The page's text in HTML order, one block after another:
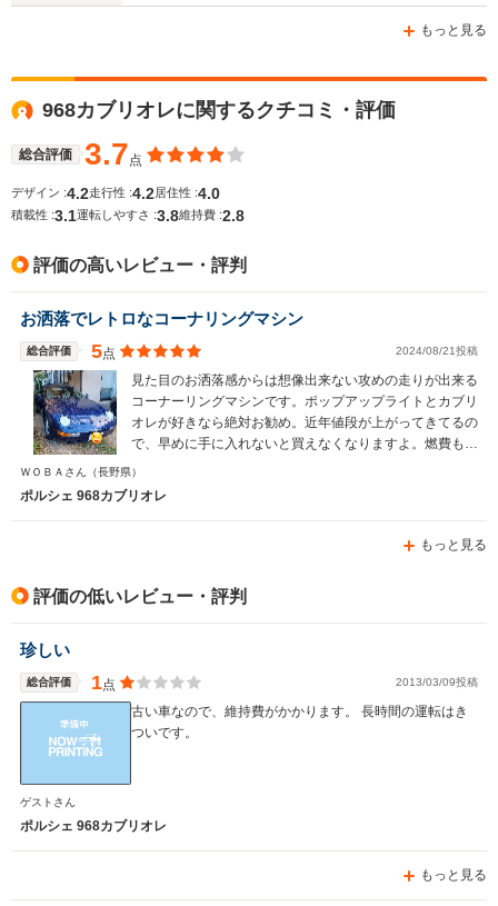
WLTCモード
燃費
排気量
駆動方式
2990cc
FR
-
もっと見る
968カブリオレに関するクチコミ・評価
総合評価 3.7点
デザイン :4.2走行性 :4.2 居住性 :4.0
積載性 :3.1運転しやすさ :3.8維持費 :2.8
評価の高いレビュー・評判
お洒落でレトロなコーナリングマシン
総合評価 5点 2024/08/21投稿
見た目のお洒落感からは想像出来ない攻めの走りが出来る
コーナーリングマシンです。ポップアップライトとカブリ
オレが好きなら絶対お勧め。近年値段が上がってきてるの
で、早めに手に入れないと買えなくなりますよ。燃費も
10キロくらい走りますし、3000なので税金もそこそこ。
維持するにも手頃かと思います。
ＷＯＢＡさん （長野県）
ポルシェ 968カブリオレ
もっと見る
評価の低いレビュー・評判
珍しい
総合評価 1点 2013/03/09投稿
古い車なので、維持費がかかります。 長時間の運転はき
ついです。
ゲストさん
ポルシェ 968カブリオレ
もっと見る